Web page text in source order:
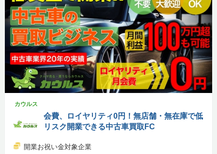
カウルス
会費、ロイヤリティ0円！無店舗・無在庫で低
リスク開業できる中古車買取FC
開業お祝い金対象企業